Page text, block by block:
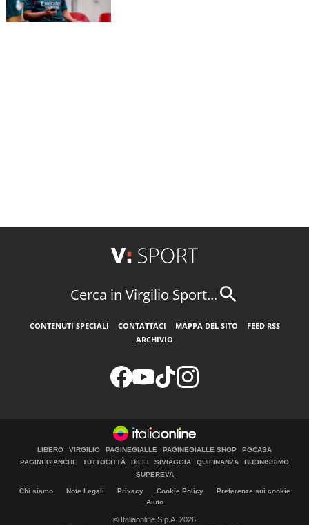
Cerca in Virgilio Sport...
CONTENUTI SPECIALI CONTATTACI MAPPA DEL SITO
FEED RSS
ARCHIVIO
LIBERO VIRGILIO PAGINEGIALLE PAGINEGIALLE SHOP
PGCASA
PAGINEBIANCHE
TUTTOCITTÀ DILEI SIVIAGGIA QUIFINANZA
BUONISSIMO
SUPEREVA
Chi siamo Note Legali Privacy Cookie Policy
Preferenze sui cookie
Aiuto
© Italiaonline S.p.A. 2026